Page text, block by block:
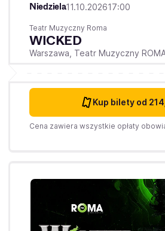
Niedziela11.10.202617:00
Teatr Muzyczny Roma
WICKED
Warszawa, Teatr Muzyczny
Kup bilety od
Cena zawiera wszystkie opłaty